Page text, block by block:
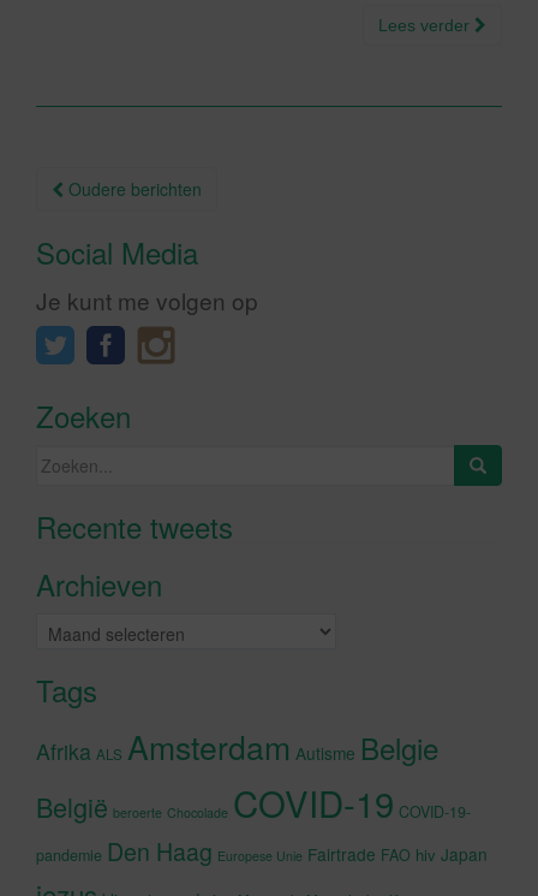
Lees verder
Berichtnavigatie
Oudere berichten
Social Media
Je kunt me volgen op
Zoeken
Zoeken
Recente tweetsKlik om marketing cookies te
Archieven
Archieven
Tags
Afrika ALS Amsterdam Autisme Belgie
België beroerte Chocolade COVID-19 COVID-19-
pandemie Den Haag Europese Unie Fairtrade FAO hiv Japan